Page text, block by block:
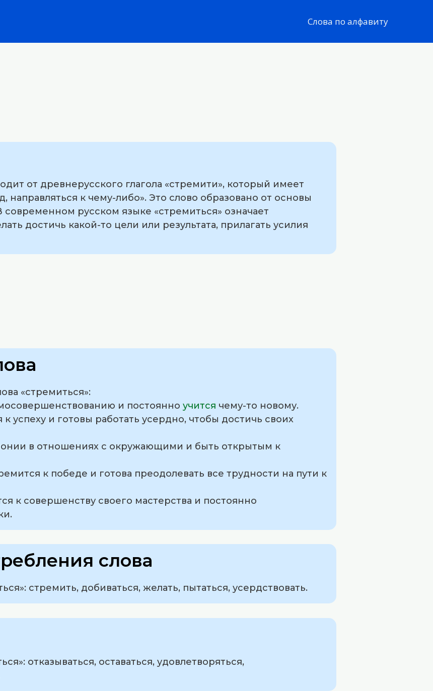
Слова по алфавиту
от древнерусского глагола «стремити», который имеет
направляться к чему-либо». Это слово образовано от основы
современном русском языке «стремиться» означает
достичь какой-то цели или результата, прилагать усилия
«стремиться»:
и постоянно учится чему-то новому.
успеху и готовы работать усердно, чтобы достичь своих
в отношениях с окружающими и быть открытым к
к победе и готова преодолевать все трудности на пути к
к совершенству своего мастерства и постоянно
слова
стремить, добиваться, желать, пытаться, усердствовать.
отказываться, оставаться, удовлетворяться,